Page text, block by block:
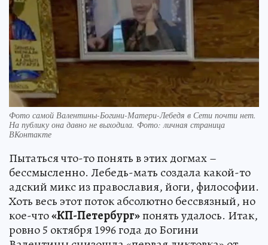
Фото самой Валентины-Богини-Матери-Лебедя в Сети почти нет.
На публику она давно не выходила. Фото: личная страница
ВКонтакте
Пытаться что-то понять в этих догмах –
бессмысленно. Лебедь-мать создала какой-то
адский микс из православия, йоги, философии.
Хоть весь этот поток абсолютно бессвязный, но
кое-что«КП-Петербург»понять удалось. Итак,
ровно 5 октября 1996 года до Богини